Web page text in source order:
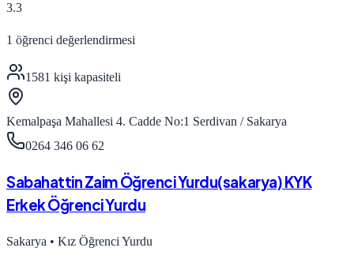
3.3
1 öğrenci değerlendirmesi
1581 kişi kapasiteli
Kemalpaşa Mahallesi 4. Cadde No:1 Serdivan / Sakarya
0264 346 06 62
Sabahattin Zaim Öğrenci Yurdu(sakarya) KYK
Erkek Öğrenci Yurdu
Sakarya • Kız Öğrenci Yurdu